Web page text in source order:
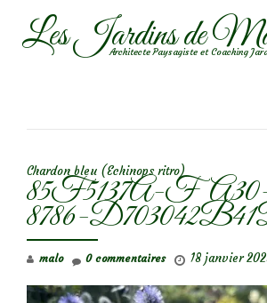
AllerLes Jardins de
Architecte Paysagiste et Coaching
Chardon bleu (Echinops ritro)
85F5137A-FA30-
8786-
malo 18 janvier
0 commentaires